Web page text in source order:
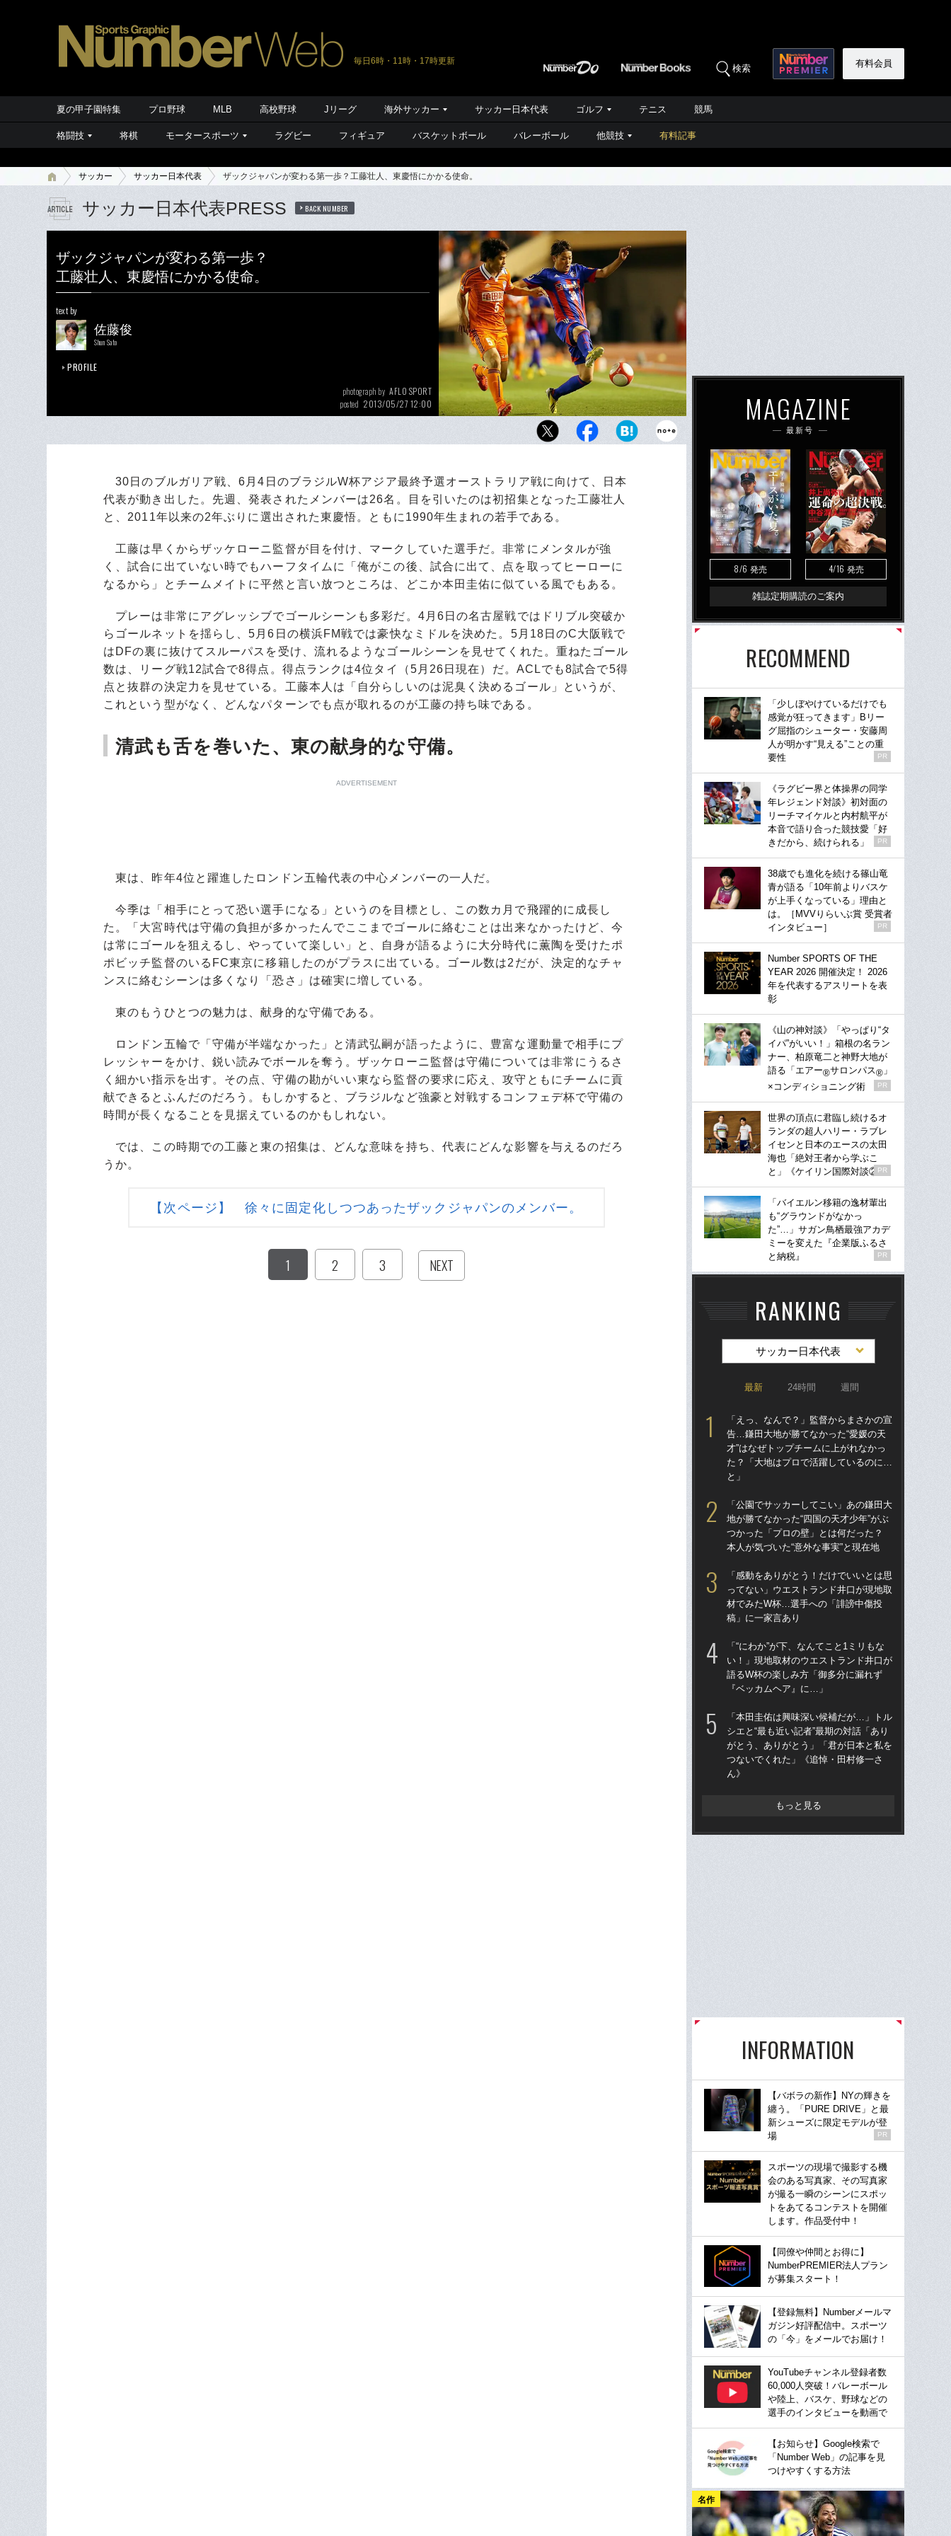
毎日6時・11時・17時更新
検索 有料会員
夏の甲子園特集 プロ野球 MLB 高校野球 Jリーグ 海外サッカー サッカー日本代表 ゴルフ テニス 競馬
格闘技 将棋 モータースポーツ ラグビー フィギュア バスケットボール バレーボール 他競技 有料記事
サッカー サッカー日本代表 ザックジャパンが変わる第一歩？工藤壮人、東慶悟にかかる使命。
サッカー日本代表PRESS BACK NUMBER
ザックジャパンが変わる第一歩？
工藤壮人、東慶悟にかかる使命。
text by
佐藤俊
Shun Sato
PROFILE
photograph by AFLO SPORT
posted 2013/05/27 12:00
2011年の代表候補合宿候補にも呼ばれていたが、その時は
トしている。
30日のブルガリア戦、6月4日のブラジルW杯アジア最終予選オーストラリア戦に向けて、日本
代表が動き出した。先週、発表されたメンバーは26名。目を引いたのは初招集となった工藤壮人
と、2011年以来の2年ぶりに選出された東慶悟。ともに1990年生まれの若手である。
工藤は早くからザッケローニ監督が目を付け、マークしていた選手だ。非常にメンタルが強
く、試合に出ていない時でもハーフタイムに「俺がこの後、試合に出て、点を取ってヒーローに
なるから」とチームメイトに平然と言い放つところは、どこか本田圭佑に似ている風でもある。
プレーは非常にアグレッシブでゴールシーンも多彩だ。4月6日の名古屋戦ではドリブル突破か
らゴールネットを揺らし、5月6日の横浜FM戦では豪快なミドルを決めた。5月18日のC大阪戦で
はDFの裏に抜けてスルーパスを受け、流れるようなゴールシーンを見せてくれた。重ねたゴール
数は、リーグ戦12試合で8得点。得点ランクは4位タイ（5月26日現在）だ。ACLでも8試合で5得
点と抜群の決定力を見せている。工藤本人は「自分らしいのは泥臭く決めるゴール」というが、
これという型がなく、どんなパターンでも点が取れるのが工藤の持ち味である。
清武も舌を巻いた、東の献身的な守備。
ADVERTISEMENT
東は、昨年4位と躍進したロンドン五輪代表の中心メンバーの一人だ。
今季は「相手にとって恐い選手になる」というのを目標とし、この数カ月で飛躍的に成長し
た。「大宮時代は守備の負担が多かったんでここまでゴールに絡むことは出来なかったけど、今
は常にゴールを狙えるし、やっていて楽しい」と、自身が語るように大分時代に薫陶を受けたポ
ポビッチ監督のいるFC東京に移籍したのがプラスに出ている。ゴール数は2だが、決定的なチャ
ンスに絡むシーンは多くなり「恐さ」は確実に増している。
東のもうひとつの魅力は、献身的な守備である。
ロンドン五輪で「守備が半端なかった」と清武弘嗣が語ったように、豊富な運動量で相手にプ
レッシャーをかけ、鋭い読みでボールを奪う。ザッケローニ監督は守備については非常にうるさ
く細かい指示を出す。その点、守備の勘がいい東なら監督の要求に応え、攻守ともにチームに貢
献できるとふんだのだろう。もしかすると、ブラジルなど強豪と対戦するコンフェデ杯で守備の
時間が長くなることを見据えているのかもしれない。
では、この時期での工藤と東の招集は、どんな意味を持ち、代表にどんな影響を与えるのだろ
うか。
【次ページ】 徐々に固定化しつつあったザックジャパンのメンバー。
1 2 3 NEXT
MAGAZINE
最新号
8/6 発売 4/16 発売
雑誌定期購読のご案内
RECOMMEND
「少しぼやけているだけでも
感覚が狂ってきます」Bリー
グ屈指のシューター・安藤周
人が明かす“見える”ことの重
要性
PR
《ラグビー界と体操界の同学
年レジェンド対談》初対面の
リーチマイケルと内村航平が
本音で語り合った競技愛「好
きだから、続けられる」
PR
38歳でも進化を続ける篠山竜
青が語る「10年前よりバスケ
が上手くなっている」理由と
は。［MVVりらいぶ賞 受賞者
インタビュー］
PR
Number SPORTS OF THE
YEAR 2026 開催決定！ 2026
年を代表するアスリートを表
彰
《山の神対談》「やっぱり“タ
イパ”がいい！」箱根の名ラン
ナー、柏原竜二と神野大地が
語る「エアー®サロンパス® 」
×コンディショニング術
PR
世界の頂点に君臨し続けるオ
ランダの超人ハリー・ラブレ
イセンと日本のエースの太田
海也「絶対王者から学ぶこ
と」《ケイリン国際対談②》
PR
「バイエルン移籍の逸材輩出
も“グラウンドがなかっ
た”…」サガン鳥栖最強アカデ
ミーを変えた『企業版ふるさ
と納税』
PR
RANKING
サッカー日本代表
最新 24時間 週間
「えっ、なんで？」監督からまさかの宣
告…鎌田大地が勝てなかった“愛媛の天
才”はなぜトップチームに上がれなかっ
た？「大地はプロで活躍しているのに…
と」
「公園でサッカーしてこい」あの鎌田大
地が勝てなかった“四国の天才少年”がぶ
つかった「プロの壁」とは何だった？
本人が気づいた“意外な事実”と現在地
「感動をありがとう！だけでいいとは思
ってない」ウエストランド井口が現地取
材でみたW杯…選手への「誹謗中傷投
稿」に一家言あり
「“にわか”が下、なんてこと1ミリもな
い！」現地取材のウエストランド井口が
語るW杯の楽しみ方「御多分に漏れず
『ベッカムヘア』に…」
「本田圭佑は興味深い候補だが…」トル
シエと“最も近い記者”最期の対話「あり
がとう、ありがとう」「君が日本と私を
つないでくれた」《追悼・田村修一さ
ん》
もっと見る
INFORMATION
【バボラの新作】NYの輝きを
纏う。「PURE DRIVE」と最
新シューズに限定モデルが登
場
PR
スポーツの現場で撮影する機
会のある写真家、その写真家
が撮る一瞬のシーンにスポッ
トをあてるコンテストを開催
します。作品受付中！
【同僚や仲間とお得に】
NumberPREMIER法人プラン
が募集スタート！
【登録無料】Numberメールマ
ガジン好評配信中。スポーツ
の「今」をメールでお届け！
YouTubeチャンネル登録者数
60,000人突破！バレーボール
や陸上、バスケ、野球などの
選手のインタビューを動画で
【お知らせ】Google検索で
「Number Web」の記事を見
つけやすくする方法
名作